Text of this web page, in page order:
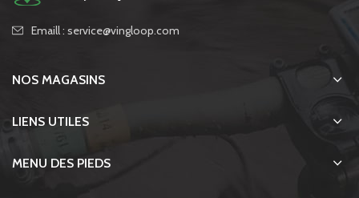
Emaill : service@vingloop.com
NOS MAGASINS
LIENS UTILES
MENU DES PIEDS